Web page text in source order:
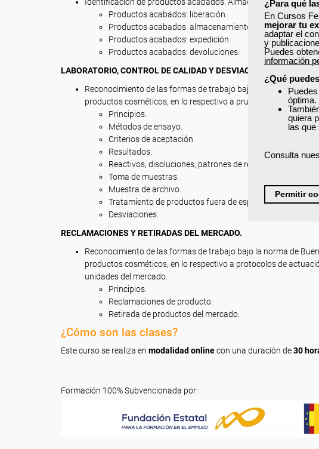
¿Para qué
En Cursos
mejorar tu
adaptar el
y
Puedes
información
¿Qué
Puedes
óptima.
quiera
las que
Consulta
Permitir
Productos acabados: liberación.
Productos acabados: almacenamiento.
Productos acabados: expedición.
Productos acabados: devoluciones.
LABORATORIO, CONTROL DE CALIDAD Y DESVIACIONES.
Reconocimiento de las formas de trabajo bajo la norma de
productos cosméticos, en lo respectivo a pruebas de
Principios.
Métodos de ensayo.
Criterios de aceptación.
Resultados.
Reactivos, disoluciones, patrones de referencia y medios
Toma de muestras.
Muestra de archivo.
Tratamiento de productos fuera de especificaciones.
Desviaciones.
RECLAMACIONES Y RETIRADAS DEL MERCADO.
Reconocimiento de las formas de trabajo bajo la norma de
productos cosméticos, en lo respectivo a protocolos de
unidades del mercado.
Principios.
Reclamaciones de producto.
Retirada de productos del mercado.
¿Cómo son las clases?
Este curso se realiza en modalidad onlinecon una duración de30
Formación 100% Subvencionada por: